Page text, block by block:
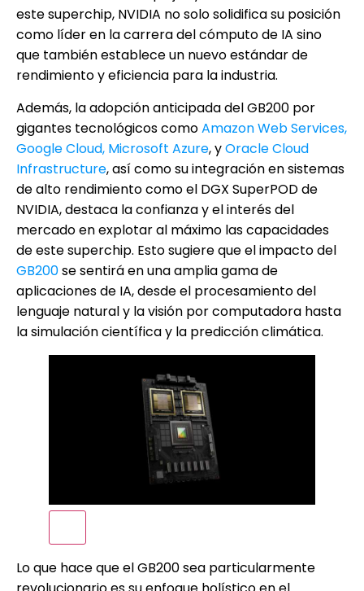
este superchip, NVIDIA no solo solidifica su posición
como líder en la carrera del cómputo de IA sino
que también establece un nuevo estándar de
rendimiento y eficiencia para la industria.
Además, la adopción anticipada del GB200 por
gigantes tecnológicos comoAmazon Web Services,
Google Cloud, Microsoft Azure, yOracle Cloud
Infrastructure, así como su integración en sistemas
de alto rendimiento como el DGX SuperPOD de
NVIDIA, destaca la confianza y el interés del
mercado en explotar al máximo las capacidades
de este superchip. Esto sugiere que el impacto del
GB200se sentirá en una amplia gama de
aplicaciones de IA, desde el procesamiento del
lenguaje natural y la visión por computadora hasta
la simulación científica y la predicción climática.
Lo que hace que el GB200 sea particularmente